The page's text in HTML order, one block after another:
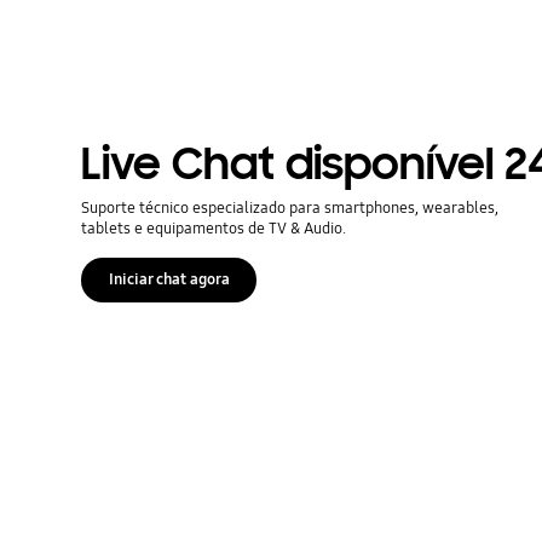
Live Chat disponível
Suporte técnico especializado para smartphones, wearables,
tablets e equipamentos de TV & Audio.
Iniciar chat agora